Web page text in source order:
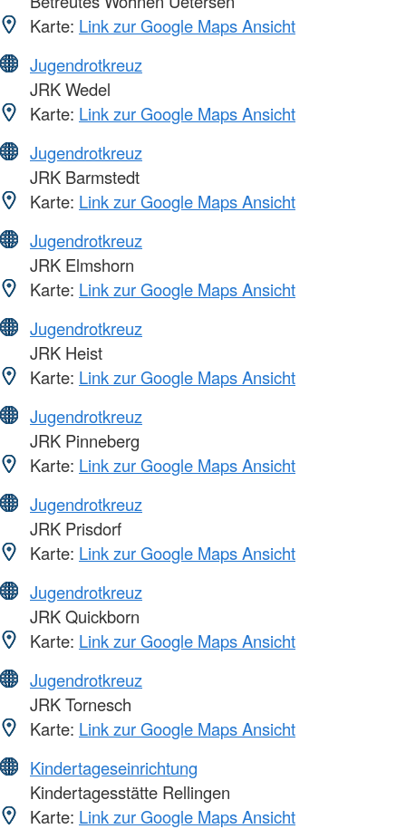
Karte: Link zur Google Maps Ansicht
Jugendrotkreuz
JRK Wedel
Karte: Link zur Google Maps Ansicht
Jugendrotkreuz
JRK Barmstedt
Karte: Link zur Google Maps Ansicht
Jugendrotkreuz
JRK Elmshorn
Karte: Link zur Google Maps Ansicht
Jugendrotkreuz
JRK Heist
Karte: Link zur Google Maps Ansicht
Jugendrotkreuz
JRK Pinneberg
Karte: Link zur Google Maps Ansicht
Jugendrotkreuz
JRK Prisdorf
Karte: Link zur Google Maps Ansicht
Jugendrotkreuz
JRK Quickborn
Karte: Link zur Google Maps Ansicht
Jugendrotkreuz
JRK Tornesch
Karte: Link zur Google Maps Ansicht
Kindertageseinrichtung
Kindertagesstätte Rellingen
Karte: Link zur Google Maps Ansicht